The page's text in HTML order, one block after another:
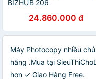
BIZHUB 206
24.860.000 đ
Máy Photocopy nhiều
hãng .Mua tại
hơn ✓ Giao Hàng Free.